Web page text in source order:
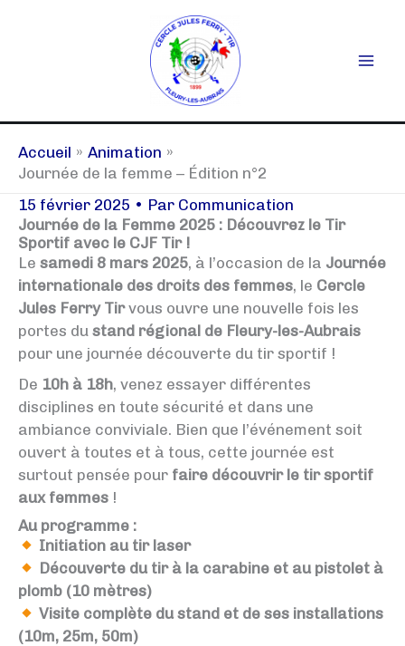
Accueil
Animation
Journée de la femme – Édition n°2
15 février 2025 • Par Communication
Journée de la Femme 2025 : Découvrez le Tir
Sportif avec le CJF Tir !
Le samedi 8 mars 2025, à l’occasion de la Journée
internationale des droits des femmes, le Cercle
Jules Ferry Tirvous ouvre une nouvelle fois les
portes du stand régional de Fleury-les-Aubrais
pour une journée découverte du tir sportif !
De 10h à 18h, venez essayer différentes
disciplines en toute sécurité et dans une
ambiance conviviale. Bien que l’événement soit
ouvert à toutes et à tous, cette journée est
surtout pensée pour faire découvrir le tir sportif
aux femmes !
Au programme :
Initiation au tir laser
Découverte du tir à la carabine et au pistolet à
plomb (10 mètres)
Visite complète du stand et de ses installations
(10m, 25m, 50m)